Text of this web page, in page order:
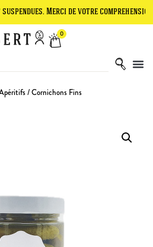
Merci de votre compréhension.
0
/ Cornichons Fins